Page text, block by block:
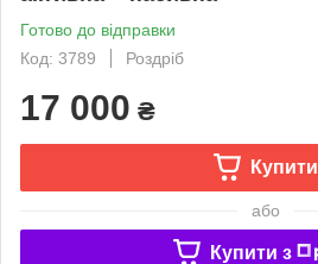
Готово до відправки
Код: 3789
Роздріб
17 000 ₴
Купити
або
Купити з